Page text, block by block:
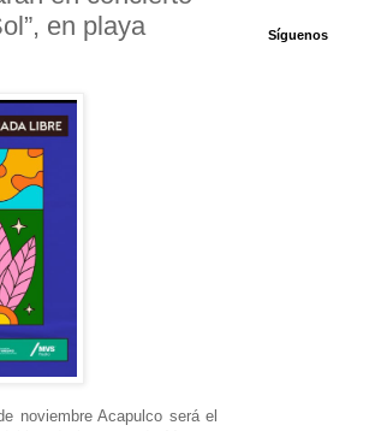
en playa
noviembre Acapulco será el
Síguenos